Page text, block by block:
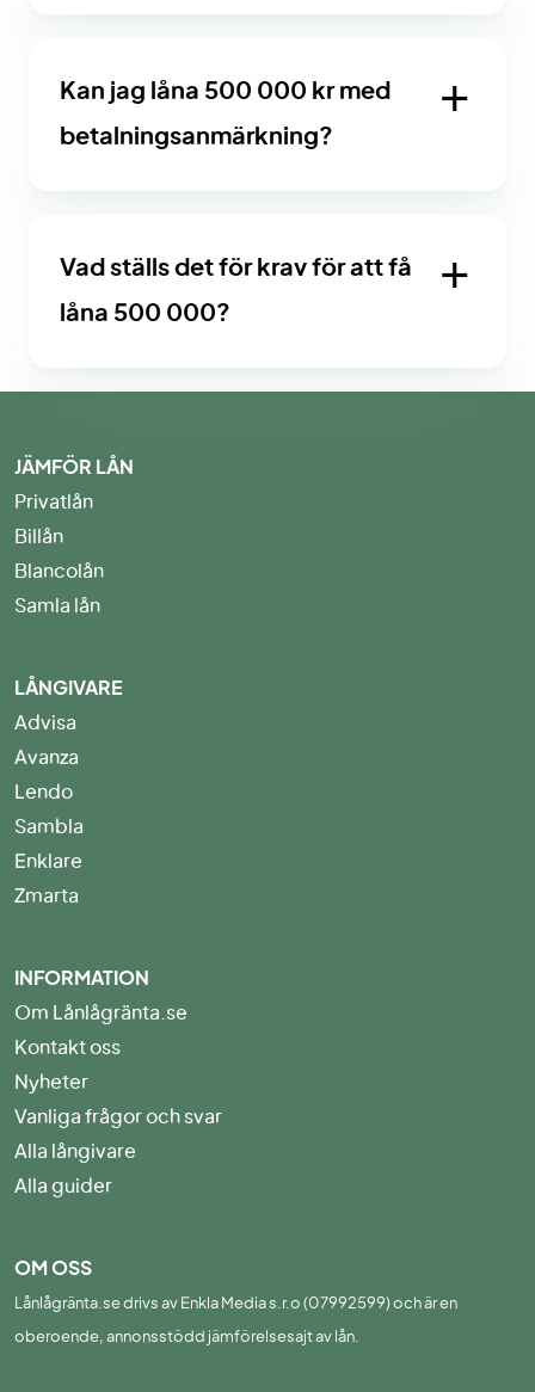
Kan jag låna 500 000 kr med
betalningsanmärkning?
Vad ställs det för krav för att få
låna 500 000?
JÄMFÖR LÅN
Privatlån
Billån
Blancolån
Samla lån
LÅNGIVARE
Advisa
Avanza
Lendo
Sambla
Enklare
Zmarta
INFORMATION
Om Lånlågränta.se
Kontakt oss
Nyheter
Vanliga frågor och svar
Alla långivare
Alla guider
OM OSS
Lånlågränta.se drivs av Enkla Media s.r.o (07992599) och är en
oberoende, annonsstödd jämförelsesajt av lån.